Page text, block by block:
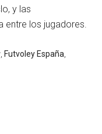
y las
entre los jugadores.
Futvoley España